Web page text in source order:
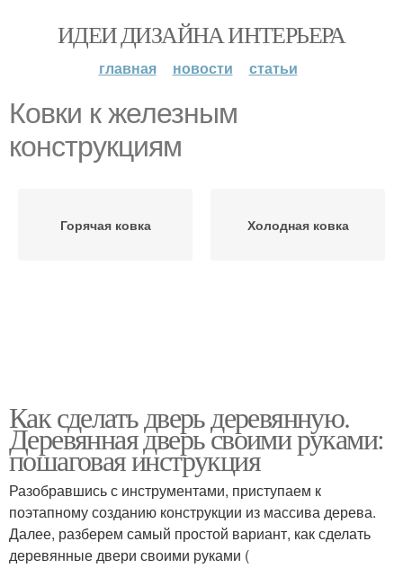
ИДЕИ ДИЗАЙНА ИНТЕРЬЕРА
главная новости статьи
Ковки к железным
конструкциям
Горячая ковка Холодная ковка
Как сделать дверь деревянную.
Деревянная дверь своими руками:
пошаговая инструкция
Разобравшись с инструментами, приступаем к
поэтапному созданию конструкции из массива дерева.
Далее, разберем самый простой вариант, как сделать
деревянные двери своими руками (